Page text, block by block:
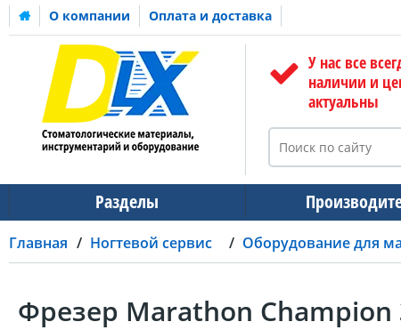
О компании Оплата и доставка
У нас все
наличии и
актуальны
Разделы
Главная Ногтевой сервис Оборудование для
Фрезер Marathon Champion